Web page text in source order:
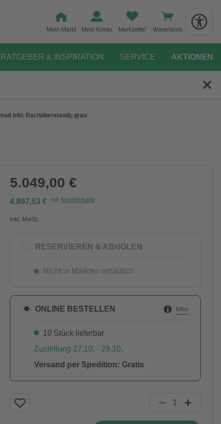
Mein Markt Mein Konto Merkzettel Warenkorb
RATGEBER & INSPIRATION SERVICE AKTIONEN
inkl. Dachüberstand), grau
5.049,00 €
4.897,53 € mit Kundenkarte
Inkl. MwSt.
RESERVIEREN & ABHOLEN
Nicht in Märkten erhältlich
ONLINE BESTELLEN Infos
10 Stück lieferbar
Zustellung 27.10. - 29.10.
Versand per Spedition: Gratis